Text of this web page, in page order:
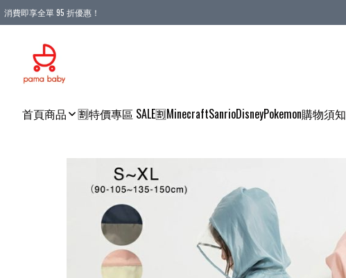
消費即享全單 95 折優惠！
首頁商品 🈹特價專區 SALE🈹MinecraftSanrioDisneyPokemon購物須知